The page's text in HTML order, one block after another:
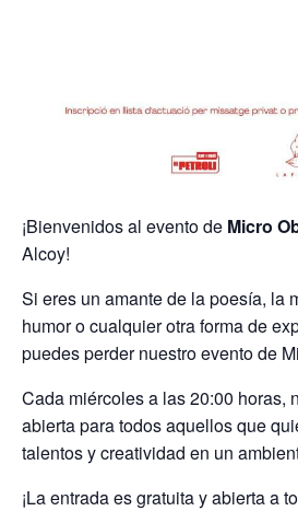
¡Bienvenidos al evento de Micro
Alcoy!
Si eres un amante de la poesía, la
humor o cualquier otra forma de
puedes perder nuestro evento de
Cada miércoles a las 20:00 horas,
abierta para todos aquellos que
talentos y creatividad en un
¡La entrada es gratuita y abierta a